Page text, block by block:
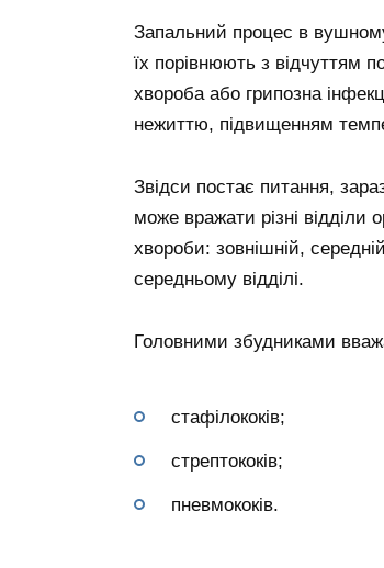
Запальний процес в
їх порівнюють з відчуттям
хвороба або грипозна
нежиттю, підвищенням
Звідси постає питання,
може вражати різні відділи
хвороби: зовнішній,
середньому відділі.
Головними збудниками
стафілококів;
стрептококів;
пневмококів.